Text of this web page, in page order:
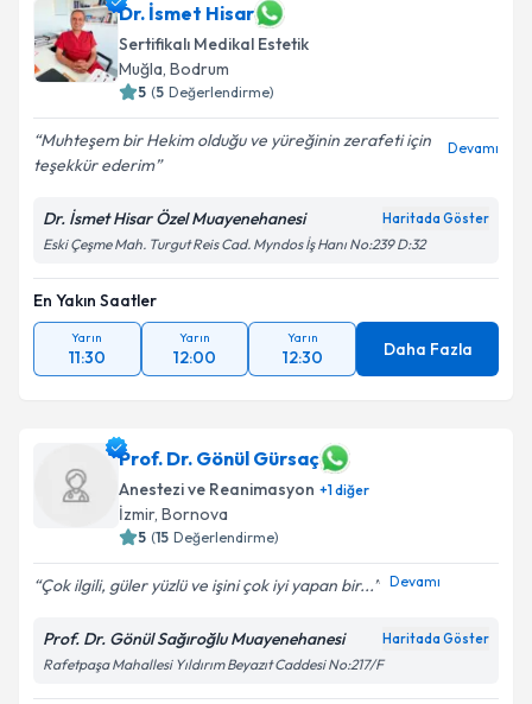
Dr. İsmet Hisar
Sertifikalı Medikal Estetik
Muğla, Bodrum
5 (5 Değerlendirme)
Muhteşem bir Hekim olduğu ve yüreğinin zerafeti için
teşekkür ederim
Devamı
Dr. İsmet Hisar Özel Muayenehanesi Haritada Göster
Eski Çeşme Mah. Turgut Reis Cad. Myndos İş Hanı No:239 D:32
En Yakın Saatler
Yarın
11:30
Yarın
12:00
Yarın
12:30 Daha Fazla
Prof. Dr. Gönül Gürsaç
Anestezi ve Reanimasyon +1diğer
İzmir, Bornova
5 (15 Değerlendirme)
Çok ilgili, güler yüzlü ve işini çok iyi yapan bir... Devamı
Prof. Dr. Gönül Sağıroğlu Muayenehanesi Haritada Göster
Rafetpaşa Mahallesi Yıldırım Beyazıt Caddesi No:217/F